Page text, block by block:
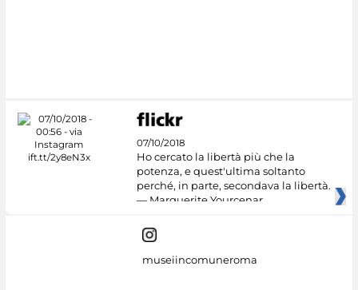
07/10/2018
Ho cercato la libertà più che la
potenza, e quest'ultima soltanto
perché, in parte, secondava la libertà.
— Marguerite Yourcenar
museiincomuneroma